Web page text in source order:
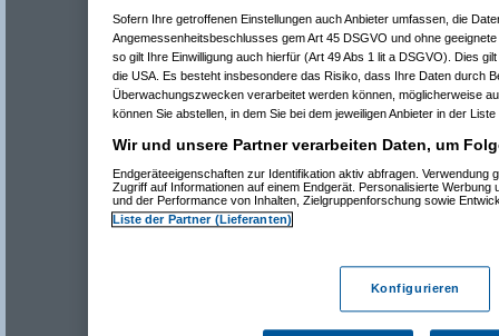
Sofern Ihre getroffenen Einstellungen auch Anbieter umfassen, die
Angemessenheitsbeschlusses gem Art 45 DSGVO und ohne
so gilt Ihre Einwilligung auch hierfür (Art 49 Abs 1 lit a DSGVO). Dies
die USA. Es besteht insbesondere das Risiko, dass Ihre Daten durch
Überwachungszwecken verarbeitet werden können, möglicherweise
können Sie abstellen, in dem Sie bei dem jeweiligen Anbieter in der
Wir und unsere Partner verarbeiten Daten, um
Endgeräteeigenschaften zur Identifikation aktiv abfragen. Verwendung
Zugriff auf Informationen auf einem Endgerät. Personalisierte Werbung
und der Performance von Inhalten, Zielgruppenforschung sowie
Liste der Partner (Lieferanten)
Konfigurieren